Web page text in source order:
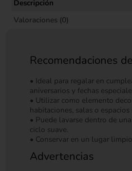
Descripción
Valoraciones (0)
Recomendaciones
• Ideal para regalar en
aniversarios y fechas
• Utilizar como elemento
habitaciones, salas o
• Puede lavarse dentro de
ciclo suave.
• Conservar en un lugar
Advertencias